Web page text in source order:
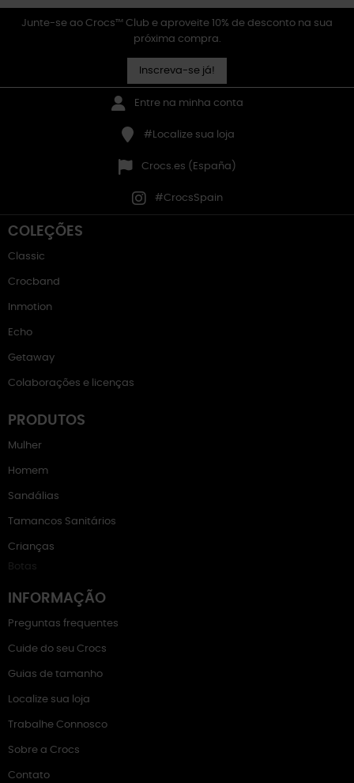
Junte-se ao Crocs™ Club e aproveite 10% de desconto na sua
próxima compra.
Inscreva-se já!
Entre na minha conta
#Localize sua loja
Crocs.es (España)
#CrocsSpain
COLEÇÕES
Classic
Crocband
Inmotion
Echo
Getaway
Colaborações e licenças
PRODUTOS
Mulher
Homem
Sandálias
Tamancos Sanitários
Crianças
Botas
INFORMAÇÃO
Preguntas frequentes
Cuide do seu Crocs
Guias de tamanho
Localize sua loja
Trabalhe Connosco
Sobre a Crocs
Contato